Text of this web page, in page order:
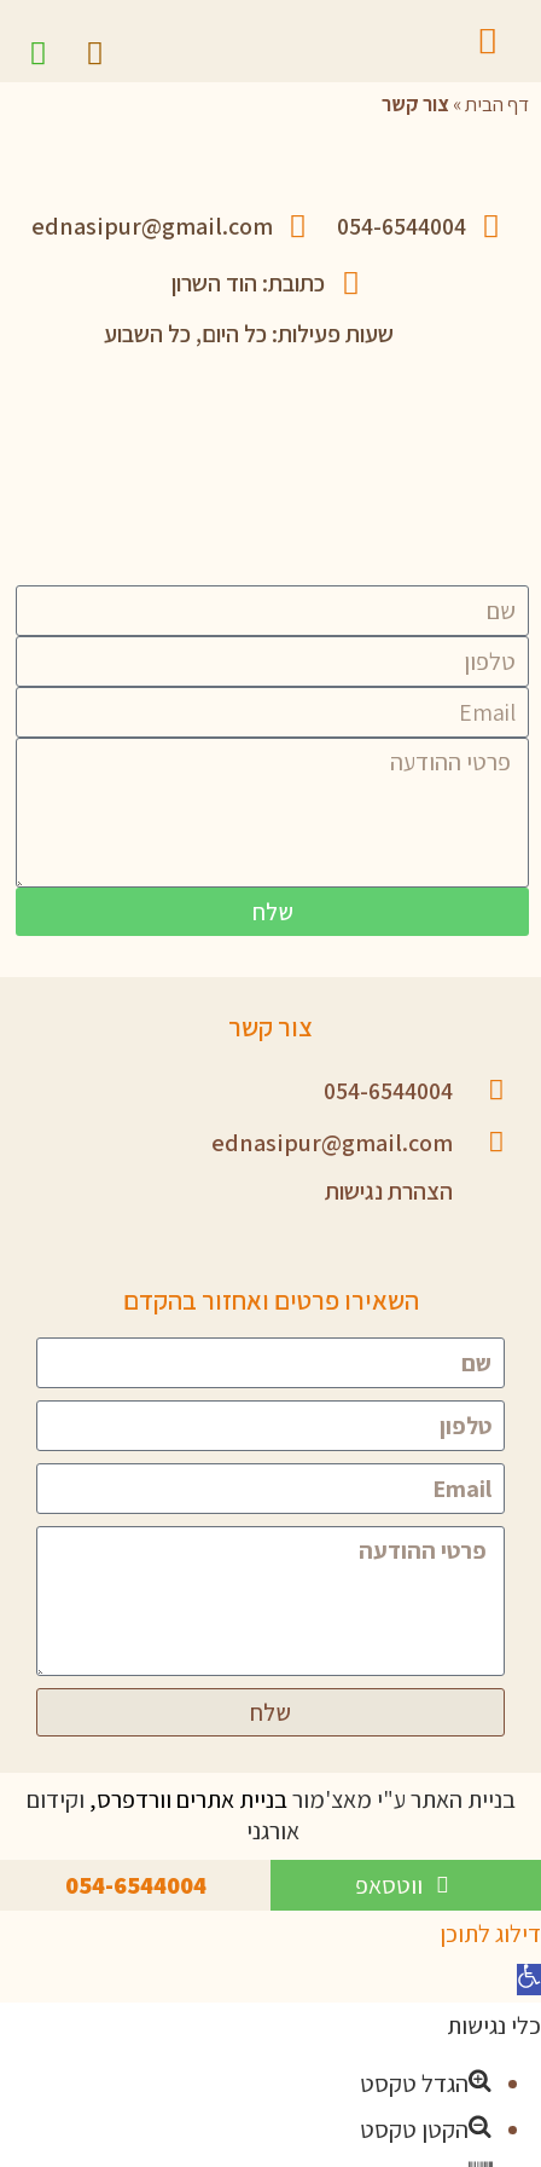
דף הבית»צור קשר
054-6544004
ednasipur@gmail.com
כתובת: הוד השרון
שעות פעילות: כל היום, כל השבוע
שלח
צור קשר
054-6544004
ednasipur@gmail.com
הצהרת נגישות
השאירו פרטים ואחזור בהקדם
שלח
בניית האתר ע"י מאצ'מורבניית אתרים וורדפרס, וקידום
אורגני
ווטסאפ
054-6544004
דילוג לתוכן
פתח
סרגל
נגישות
כלי נגישות
הגדל טקסט
הקטן טקסט